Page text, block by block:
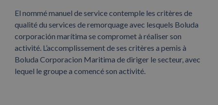
El nommé manuel de service contemple les critères de
qualité du services de remorquage avec lesquels Boluda
corporación marítima se compromet à réaliser son
activité. L’accomplissement de ses critères a pemis à
Boluda Corporacion Maritima de diriger le secteur, avec
lequel le groupe a comencé son activité.